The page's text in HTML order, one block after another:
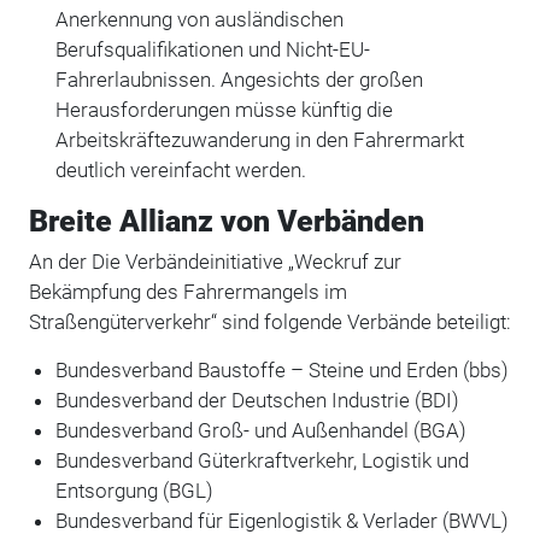
Anerkennung von ausländischen
Berufsqualifikationen und Nicht-EU-
Fahrerlaubnissen. Angesichts der großen
Herausforderungen müsse künftig die
Arbeitskräftezuwanderung in den Fahrermarkt
deutlich vereinfacht werden.
Breite Allianz von Verbänden
An der Die Verbändeinitiative „Weckruf zur
Bekämpfung des Fahrermangels im
Straßengüterverkehr“ sind folgende Verbände beteiligt:
Bundesverband Baustoffe – Steine und Erden (bbs)
Bundesverband der Deutschen Industrie (BDI)
Bundesverband Groß- und Außenhandel (BGA)
Bundesverband Güterkraftverkehr, Logistik und
Entsorgung (BGL)
Bundesverband für Eigenlogistik & Verlader (BWVL)